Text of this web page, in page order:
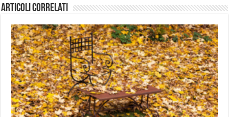
Articoli correlati